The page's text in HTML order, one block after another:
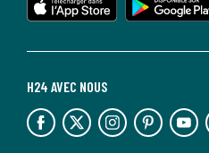
H24 AVEC NOUS
lien vers l'espace réseaux sociaux lien vers l'espace réseaux sociaux lien vers l'espace réseaux sociaux lien vers l'espace réseaux sociaux lien vers l'espace réseaux sociaux